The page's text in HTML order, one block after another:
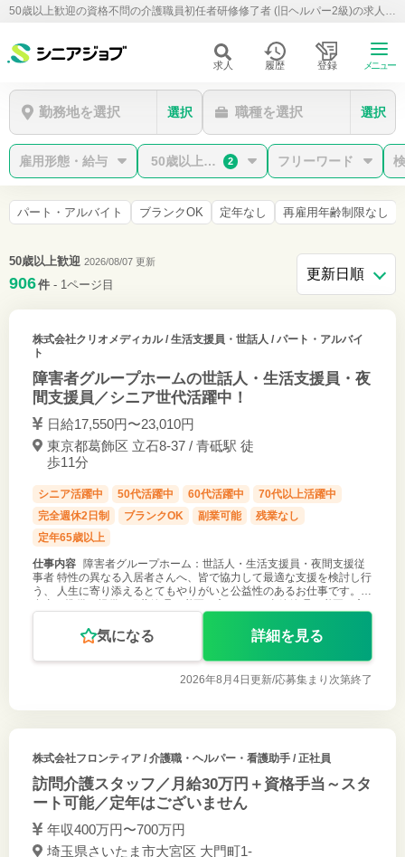
50歳以上歓迎の資格不問の介護職員初任者研修修了者 (旧ヘルパー2級)の求人/転職/募集情報【シニアジョブ】
求人 履歴 登録 メニュー
勤務地を選択 選択 職種を選択 選択
雇用形態・給与 50歳以上歓迎/資格不問
2 フリーワード
パート・アルバイト ブランクOK 定年なし 再雇用年齢制限なし
50歳以上歓迎 2026/08/07 更新
906件 - 1ページ目
株式会社クリオメディカル/ 生活支援員・世話人 / パート・アルバイ
ト
障害者グループホームの世話人・生活支援員・夜
間支援員／シニア世代活躍中！
日給17,550円〜23,010円
東京都葛飾区 立石8-37 / 青砥駅 徒
歩11分
シニア活躍中 50代活躍中 60代活躍中
70代以上活躍中
完全週休2日制
ブランクOK 副業可能
残業なし
定年65歳以上
仕事内容
障害者グループホーム：世話人・生活支援員・夜間支援従
事者 特性の異なる入居者さんへ、皆で協力して最適な支援を検討し行
う、 人生に寄り添えるとてもやりがいと公益性のあるお仕事です。 ●
気になる 詳細を見る
2026年8月4日更新/応募集まり次第終了
株式会社フロンティア/ 介護職・ヘルパー・看護助手 / 正社員
訪問介護スタッフ／月給30万円＋資格手当～スタ
ート可能／定年はございません
年収400万円〜700万円
埼玉県さいたま市大宮区 大門町1-